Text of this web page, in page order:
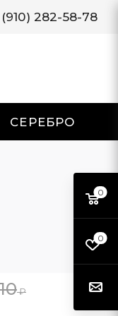
282-58-78
СЕРЕБРО
₽
0
0